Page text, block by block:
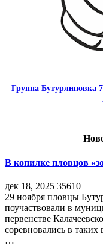
Группа Бутурлиновка
В копилке пловцов
дек 18, 2025 35610
29 ноября пловцы
поучаствовали в
первенстве
соревновались в
…